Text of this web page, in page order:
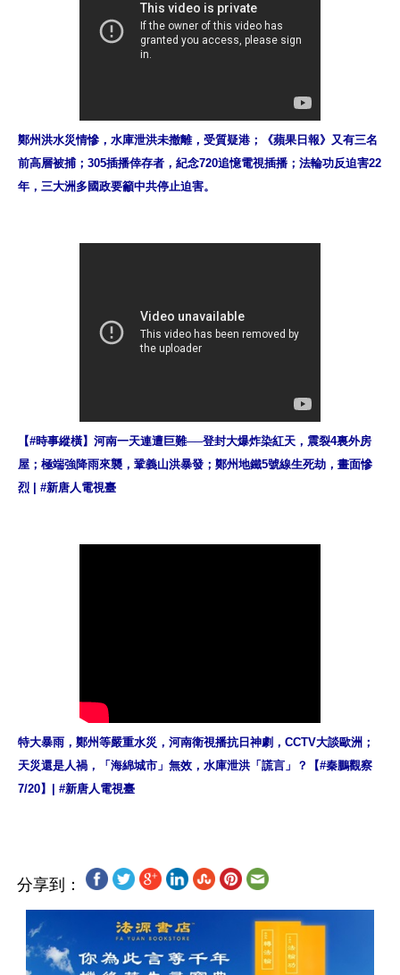
鄭州洪水災情慘，水庫泄洪未撤離，受質疑港；《蘋果日報》又有三名
前高層被捕；305插播倖存者，紀念720追憶電視插播；法輪功反迫害22
年，三大洲多國政要籲中共停止迫害。
【#時事縱橫】河南一天連遭巨難──登封大爆炸染紅天，震裂4裏外房
屋；極端強降雨來襲，鞏義山洪暴發；鄭州地鐵5號線生死劫，畫面慘
烈 | #新唐人電視臺
特大暴雨，鄭州等嚴重水災，河南衛視播抗日神劇，CCTV大談歐洲；
天災還是人禍，「海綿城市」無效，水庫泄洪「謊言」？【#秦鵬觀察
7/20】| #新唐人電視臺
分享到：